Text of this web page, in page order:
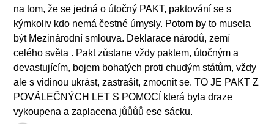
na tom, že se jedná o útočný PAKT, paktování se s
kýmkoliv kdo nemá čestné úmysly. Potom by to musela
být Mezinárodní smlouva. Deklarace národů, zemí
celého světa . Pakt zůstane vždy paktem, útočným a
devastujícím, bojem bohatých proti chudým státům, vždy
ale s vidinou ukrást, zastrašit, zmocnit se. TO JE PAKT Z
POVÁLEČNÝCH LET S POMOCÍ která byla draze
vykoupena a zaplacena jůůůů ese sácku.